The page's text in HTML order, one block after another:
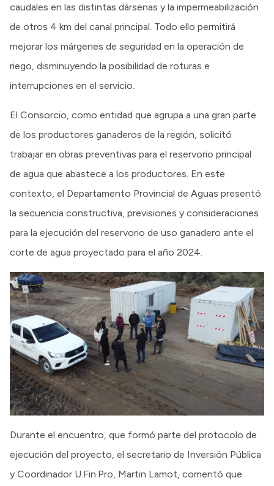
caudales en las distintas dársenas y la impermeabilización
de otros 4 km del canal principal. Todo ello permitirá
mejorar los márgenes de seguridad en la operación de
riego, disminuyendo la posibilidad de roturas e
interrupciones en el servicio.
El Consorcio, como entidad que agrupa a una gran parte
de los productores ganaderos de la región, solicitó
trabajar en obras preventivas para el reservorio principal
de agua que abastece a los productores. En este
contexto, el Departamento Provincial de Aguas presentó
la secuencia constructiva, previsiones y consideraciones
para la ejecución del reservorio de uso ganadero ante el
corte de agua proyectado para el año 2024.
Durante el encuentro, que formó parte del protocolo de
ejecución del proyecto, el secretario de Inversión Pública
y Coordinador U.Fin.Pro, Martin Lamot, comentó que